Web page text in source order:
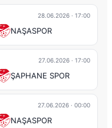
28.06.2026 · 17:00
NAŞASPOR
27.06.2026 · 17:00
ŞAPHANE SPOR
27.06.2026 · 00:00
NAŞASPOR